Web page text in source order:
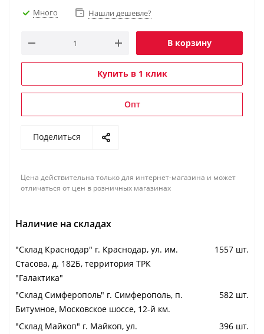
Много Нашли дешевле?
В корзину
Купить в 1 клик
Опт
Поделиться
Цена действительна только для интернет-магазина и может
отличаться от цен в розничных магазинах
Наличие на складах
"Cклад Краснодар" г. Краснодар, ул. им.
Стасова, д. 182Б, территория ТРК
"Галактика"
1557 шт.
"Cклад Симферополь" г. Симферополь, п.
Битумное, Московское шоссе, 12-й км.
582 шт.
"Cклад Майкоп" г. Майкоп, ул.
396 шт.